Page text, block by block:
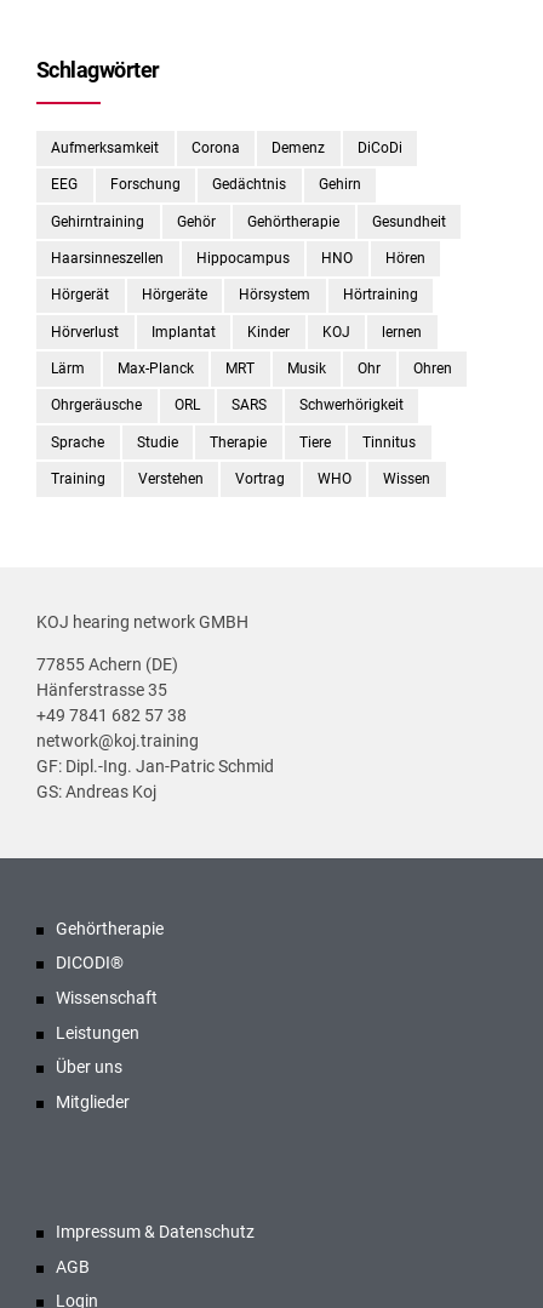
Schlagwörter
Aufmerksamkeit Corona Demenz DiCoDi
EEG Forschung Gedächtnis Gehirn
Gehirntraining Gehör Gehörtherapie Gesundheit
Haarsinneszellen Hippocampus HNO Hören
Hörgerät Hörgeräte Hörsystem Hörtraining
Hörverlust Implantat Kinder KOJ lernen
Lärm Max-Planck MRT Musik Ohr Ohren
Ohrgeräusche ORL SARS Schwerhörigkeit
Sprache Studie Therapie Tiere Tinnitus
Training Verstehen Vortrag WHO Wissen
KOJ hearing network GMBH
77855 Achern (DE)
Hänferstrasse 35
+49 7841 682 57 38
network@koj.training
GF: Dipl.-Ing. Jan-Patric Schmid
GS: Andreas Koj
Gehörtherapie
DICODI®
Wissenschaft
Leistungen
Über uns
Mitglieder
Impressum & Datenschutz
AGB
Login